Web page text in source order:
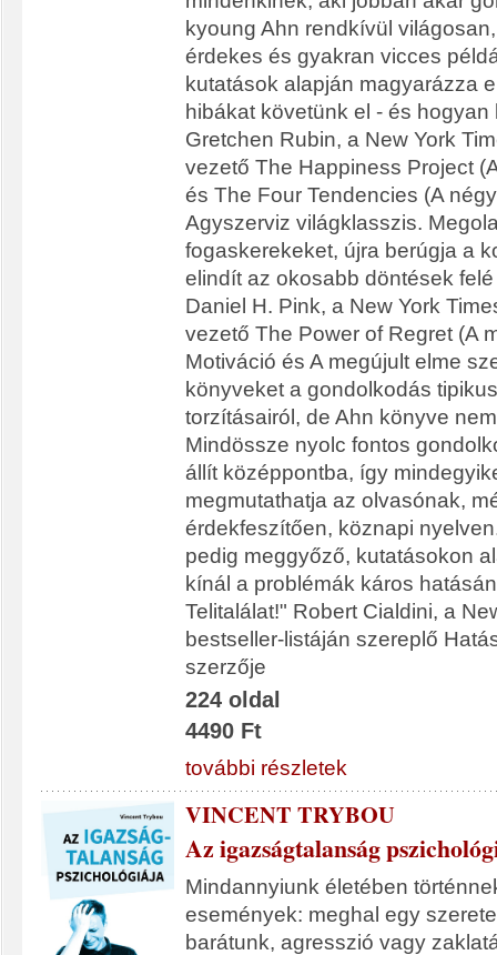
kyoung Ahn rendkívül
érdekes és gyakran vicces
kutatások alapján magyarázza
hibákat követünk el - és
Gretchen Rubin, a New York
vezető The Happiness Project
és The Four Tendencies (A
Agyszerviz világklasszis.
fogaskerekeket, újra berúgja a
elindít az okosabb döntések
Daniel H. Pink, a New York
vezető The Power of Regret (A
Motiváció és A megújult elme
könyveket a gondolkodás
torzításairól, de Ahn könyve
Mindössze nyolc fontos
állít középpontba, így
megmutathatja az olvasónak,
érdekfeszítően, köznapi
pedig meggyőző, kutatásokon
kínál a problémák káros
Telitalálat!" Robert Cialdini, a
bestseller-listáján szereplő
szerzője
224 oldal
4490 Ft
további részletek
VINCENT TRYBOU
Az igazságtalanság
Mindannyiunk életében
események: meghal egy
barátunk, agresszió vagy